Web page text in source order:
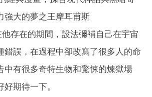
強大的夢之王摩耳甫斯
他存在的期間，設法彌補自己在宇宙
錯誤，在過程中卻改寫了很多人的命
中有很多奇特生物和驚悚的煉獄場
期待一下。